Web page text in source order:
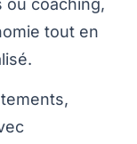
ou coaching,
tout en